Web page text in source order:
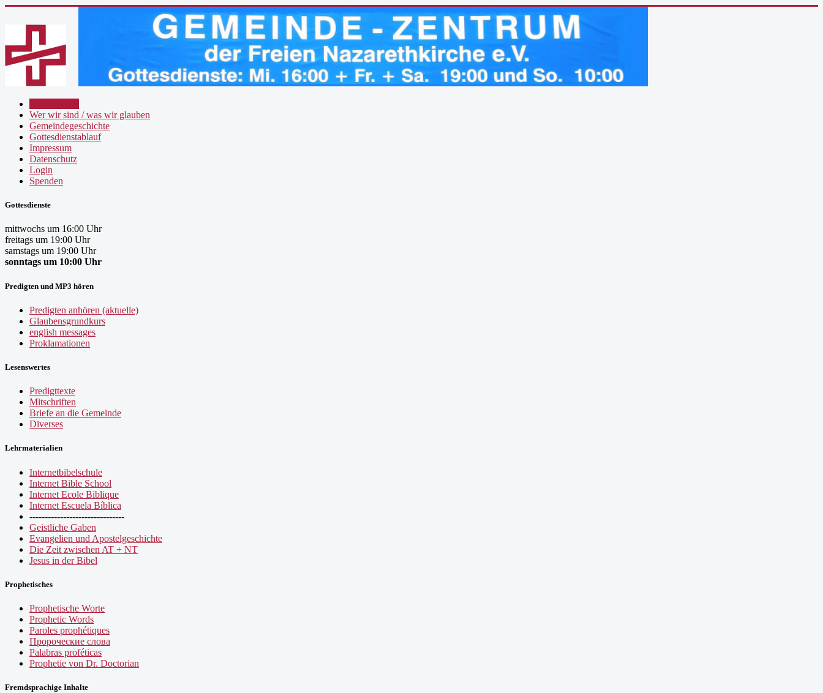
Wer wir sind / was wir glauben
Gemeindegeschichte
Gottesdienstablauf
Impressum
Datenschutz
Login
Spenden
Gottesdienste
mittwochs um 16:00 Uhr
freitags um 19:00 Uhr
samstags um 19:00 Uhr
sonntags um 10:00 Uhr
Predigten und MP3 hören
Predigten anhören (aktuelle)
Glaubensgrundkurs
english messages
Proklamationen
Lesenswertes
Predigttexte
Mitschriften
Briefe an die Gemeinde
Diverses
Lehrmaterialien
Internetbibelschule
Internet Bible School
Internet Ecole Biblique
Internet Escuela Bíblica
-------------------------------
Geistliche Gaben
Evangelien und Apostelgeschichte
Die Zeit zwischen AT + NT
Jesus in der Bibel
Prophetisches
Prophetische Worte
Prophetic Words
Paroles prophétiques
Пророческие слова
Palabras proféticas
Prophetie von Dr. Doctorian
Fremdsprachige Inhalte